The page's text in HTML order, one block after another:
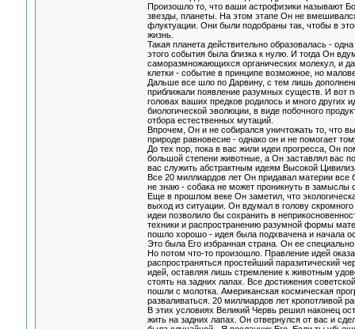
Произошло то, что ваши астрофизики называют
звезды, планеты. На этом этапе Он не
флуктуации. Они были подобраны так, чтобы в
жизнь.
Такая планета действительно образовалась -
этого события была близка к нулю. И тогда Он
саморазмножающихся органических молекул, и
клетки - событие в принципе возможное, но
Дальше все шло по Дарвину, с тем лишь
приближали появление разумных существ. И вот
головах ваших предков родилось и много других
биологической эволюции, в виде побочного
отбора естественных мутаций.
Впрочем, Он и не собирался уничтожать то, что
природе равновесие - однако он и не помогает
До тех пор, пока в вас жили идеи прогресса, Он
большой степени животные, а Он заставлял вас
вас служить абстрактным идеям Высокой
Все 20 миллиардов лет Он придавал материи все
не знаю - собака не может проникнуть в замыслы
Еще в прошлом веке Он заметил, что
выход из ситуации. Он вдумал в голову
идеи позволило бы сохранить в
техники и распространению разумной формы
пошло хорошо - идея была подхвачена и начала
Это была Его избранная страна. Он ее
Но потом что-то произошло. Правление идей
распространяться простейший паразитический
идей, оставляя лишь стремление к животным
стоять на задних лапах. Все достижения
пошли с молотка. Американская космическая
разваливаться. 20 миллиардов лет кропотливой
В этих условиях Великий Червь решил наконец
жить на задних лапах. Он отвернулся от вас и